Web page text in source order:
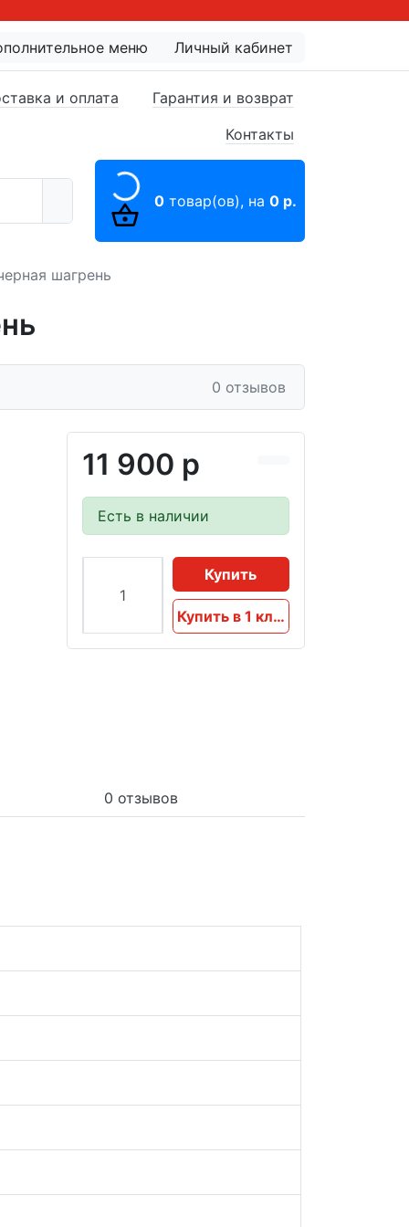
меню Личный кабинет
и оплата
Гарантия и возврат
Контакты
0 товар(ов), на 0 р.
шагрень
0 отзывов
11 900 р
Есть в наличии
Купить
Купить в 1 клик
0 отзывов